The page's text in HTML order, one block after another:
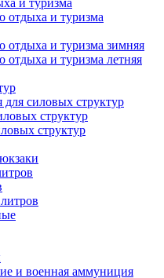
и туризма
отдыха и туризма
отдыха и туризма зимняя
отдыха и туризма летняя
силовых структур
структур
структур
и военная аммуниция